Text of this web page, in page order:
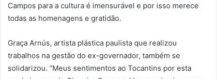
Campos para a cultura é imensurável e por isso merece
todas as homenagens e gratidão.
Graça Arnús, artista plástica paulista que realizou
trabalhos na gestão do ex-governador, também se
solidarizou. “Meus sentimentos ao Tocantins por esta